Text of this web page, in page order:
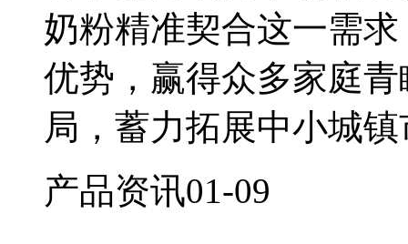
奶粉精准契合这一需
优势，赢得众多家庭
局，蓄力拓展中小城
产品资讯01-09